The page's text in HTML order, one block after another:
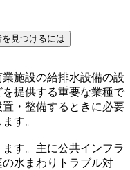
見つけるには
施設の給排水設備の設
提供する重要な業種で
・整備するときに必要
す。
す。主に公共インフラ
水まわりトラブル対